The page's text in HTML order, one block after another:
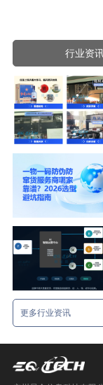
行业资
更多行业资讯